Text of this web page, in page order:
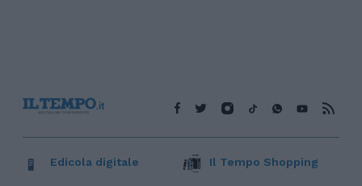
Edicola digitale Il Tempo Shopping